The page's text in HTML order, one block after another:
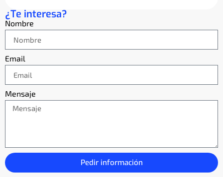
¿Te interesa?
Nombre
Email
Mensaje
Pedir información